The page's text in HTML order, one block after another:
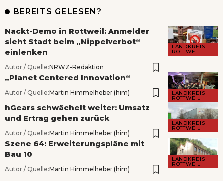
BEREITS GELESEN?
LANDKREIS
ROTTWEIL
Nackt-Demo in Rottweil: Anmelder
sieht Stadt beim „Nippelverbot“
einlenken
Autor / Quelle:NRWZ-Redaktion
LANDKREIS
ROTTWEIL
„Planet Centered Innovation“
Autor / Quelle:Martin Himmelheber (him)
LANDKREIS
ROTTWEIL
hGears schwächelt weiter: Umsatz
und Ertrag gehen zurück
Autor / Quelle:Martin Himmelheber (him)
LANDKREIS
ROTTWEIL
Szene 64: Erweiterungspläne mit
Bau 10
Autor / Quelle:Martin Himmelheber (him)